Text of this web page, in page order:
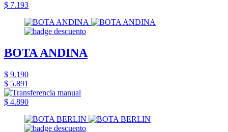
$ 7.193
BOTA ANDINA
$ 9.190
$ 5.891
$ 4.890